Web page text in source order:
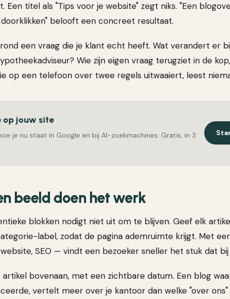
Een titel als "Tips voor je website" zegt niks. "Een
belooft een concreet resultaat.
een vraag die je klant echt heeft. Wat verandert er
Wie zijn eigen vraag terugziet in de
op een telefoon over twee regels uitwaaiert, leest
op jouw site
je nu staat in Google en bij AI-zoekmachines. Gratis, in 3
beeld doen het werk
blokken nodigt niet uit om te blijven. Geef elk
label, zodat de pagina ademruimte krijgt. Met
SEO — vindt een bezoeker sneller het stuk dat bij
artikel bovenaan, met een zichtbare datum. Een blog
vertelt meer over je kantoor dan welke "over ons"